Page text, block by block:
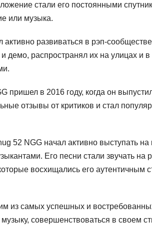
стали его постоянными
или музыка.
развиваться в рэп-
демо, распространял их на улицах и
пришел в 2016 году, когда он
отзывы от критиков и стал
52 NGG начал активно выступать на
Его песни стали звучать на
восхищались его аутентичным
из самых успешных и
совершенствоваться в своем